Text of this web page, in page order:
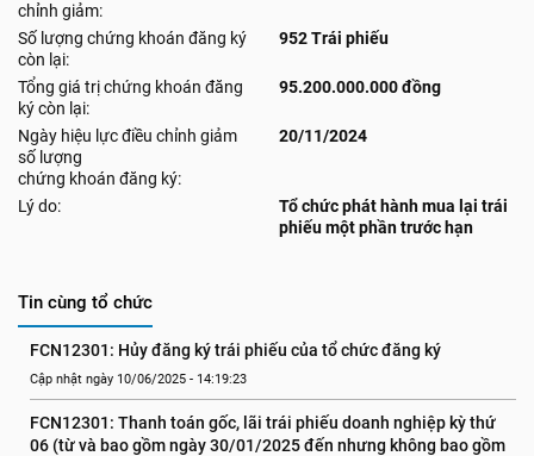
chỉnh giảm:
Số lượng chứng khoán đăng ký
còn lại:
952 Trái phiếu
Tổng giá trị chứng khoán đăng
ký còn lại:
95.200.000.000 đồng
Ngày hiệu lực điều chỉnh giảm
số lượng
chứng khoán đăng ký:
20/11/2024
Lý do:
Tổ chức phát hành mua lại trái
phiếu một phần trước hạn
Tin cùng tổ chức
FCN12301: Hủy đăng ký trái phiếu của tổ chức đăng ký
Cập nhật ngày 10/06/2025 - 14:19:23
FCN12301: Thanh toán gốc, lãi trái phiếu doanh nghiệp kỳ thứ
06 (từ và bao gồm ngày 30/01/2025 đến nhưng không bao gồm